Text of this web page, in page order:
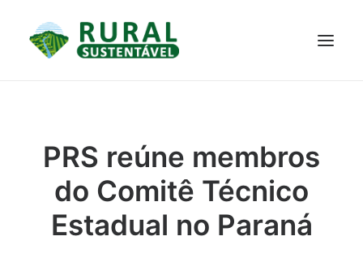
NOTÍCIAS
JANELA DO CONHECIMENTO
PRS reúne membros
do Comitê Técnico
Estadual no Paraná